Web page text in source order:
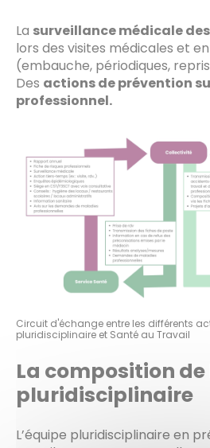
La surveillance médicale
lors des visites médicales et
(embauche, périodiques,
Des actions de prévention
professionnel.
Circuit d'échange entre les différents
pluridisciplinaire et Santé au Travail
La composition de
pluridisciplinaire
L’équipe pluridisciplinaire en